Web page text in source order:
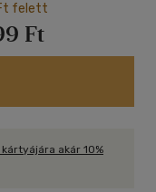
felett
Ft
akár 10%